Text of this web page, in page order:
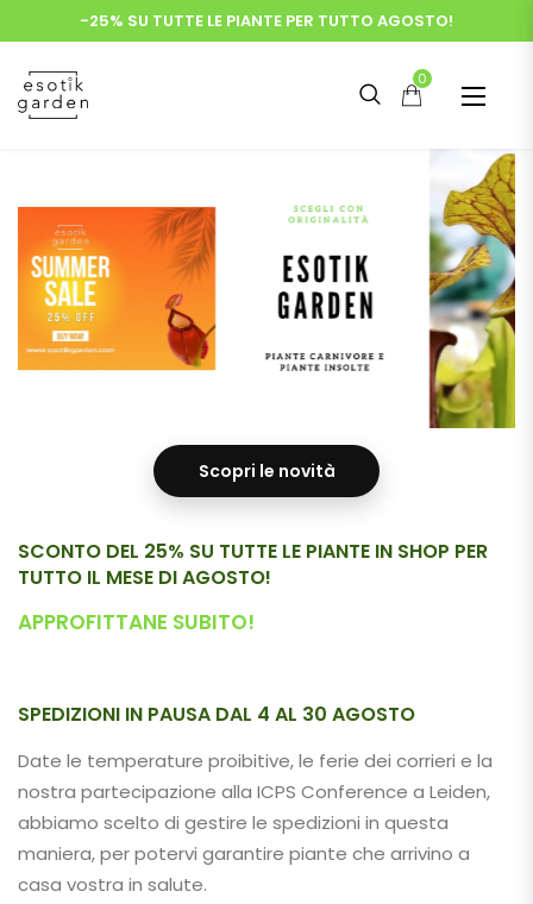
-25% SU TUTTE LE PIANTE PER TUTTO AGOSTO!
0
Scopri le novità
SCONTO DEL 25% SU TUTTE LE PIANTE IN SHOP PER
TUTTO IL MESE DI AGOSTO!
APPROFITTANE SUBITO!
SPEDIZIONI IN PAUSA DAL 4 AL 30 AGOSTO
Date le temperature proibitive, le ferie dei corrieri e la
nostra partecipazione alla ICPS Conference a Leiden,
abbiamo scelto di gestire le spedizioni in questa
maniera, per potervi garantire piante che arrivino a
casa vostra in salute.